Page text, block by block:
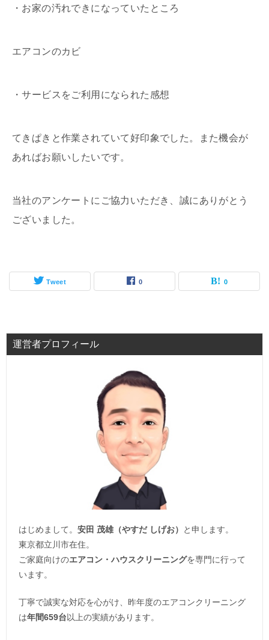
・お家の汚れできになっていたところ
エアコンのカビ
・サービスをご利用になられた感想
てきぱきと作業されていて好印象でした。また機会が
あればお願いしたいです。
当社のアンケートにご協力いただき、誠にありがとう
ございました。
Tweet 0 0
運営者プロフィール
はじめまして。 安田 茂雄（やすだ しげお）
と申します。
東京都立川市在住。
ご家庭向けのエアコン・ハウスクリーニングを専門に行って
います。
丁寧で誠実な対応を心がけ、昨年度のエアコンクリーニング
は年間659台以上の実績があります。